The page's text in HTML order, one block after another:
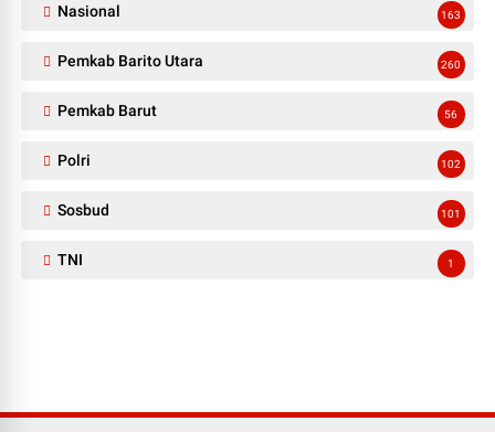
Nasional 163
Pemkab Barito Utara 260
Pemkab Barut 56
Polri 102
Sosbud 101
TNI 1